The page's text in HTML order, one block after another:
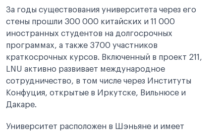
За годы существования университета через его
стены прошли 300 000 китайских и 11 000
иностранных студентов на долгосрочных
программах, а также 3700 участников
краткосрочных курсов. Включенный в проект 211,
LNU активно развивает международное
сотрудничество, в том числе через Институты
Конфуция, открытые в Иркутске, Вильнюсе и
Дакаре.
Университет расположен в Шэньяне и имеет